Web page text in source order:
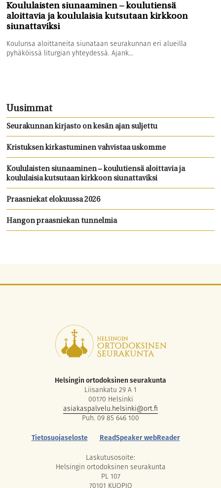
Koululaisten siunaaminen – koulutiensä
aloittavia ja koululaisia kutsutaan kirkkoon
siunattaviksi
Koulunsa aloittaneita siunataan seurakunnan eri alueilla
pyhäköissä liturgian yhteydessä. Ajank...
Uusimmat
Seurakunnan kirjasto on kesän ajan suljettu
Kristuksen kirkastuminen vahvistaa uskomme
Koululaisten siunaaminen – koulutiensä aloittavia ja
koululaisia kutsutaan kirkkoon siunattaviksi
Praasniekat elokuussa 2026
Hangon praasniekan tunnelmia
Helsingin ortodoksinen seurakunta
Liisankatu 29 A 1
00170 Helsinki
asiakaspalvelu.helsinki@ort.fi
Puh. 09 85 646 100
Tietosuojaseloste
ReadSpeaker webReader
Laskutusosoite:
Helsingin ortodoksinen seurakunta
PL 107
70101 KUOPIO